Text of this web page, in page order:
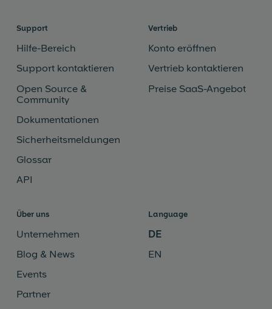
Support
Hilfe-Bereich
Support kontaktieren
Open Source &
Community
Dokumentationen
Sicherheitsmeldungen
Glossar
API
Vertrieb
Konto eröffnen
Vertrieb kontaktieren
Preise SaaS-Angebot
Über uns
Unternehmen
Blog & News
Events
Partner
Language
DE
EN